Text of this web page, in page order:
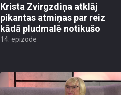
Krista Zvirgzdiņa atklāj
pikantas atmiņas par reiz
kādā pludmalē notikušo
14. epizode